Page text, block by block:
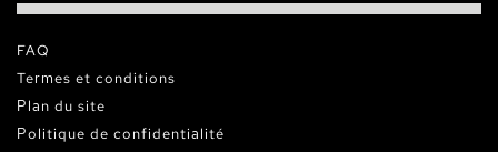
FAQ
Termes et conditions
Plan du site
Politique de confidentialité